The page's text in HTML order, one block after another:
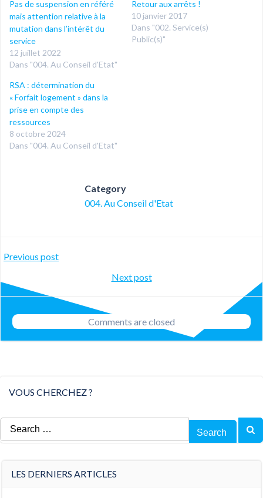
Pas de suspension en référé
mais attention relative à la
mutation dans l’intérêt du
service
12 juillet 2022
Dans "004. Au Conseil d'Etat"
Retour aux arrêts !
10 janvier 2017
Dans "002. Service(s)
Public(s)"
RSA : détermination du
« Forfait logement » dans la
prise en compte des
ressources
8 octobre 2024
Dans "004. Au Conseil d'Etat"
Category
004. Au Conseil d'Etat
Post
navigation
Previous post
Post
navigation
Next post
Comments are closed
VOUS CHERCHEZ ?
Search
for:
LES DERNIERS ARTICLES